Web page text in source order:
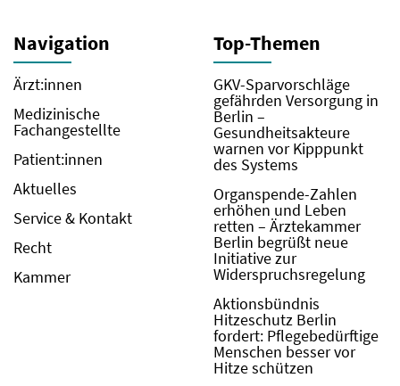
Navigation
Ärzt:innen
Medizinische
Fachangestellte
Patient:innen
Aktuelles
Service & Kontakt
Recht
Kammer
Top-Themen
GKV-Sparvorschläge
gefährden Versorgung in
Berlin –
Gesundheitsakteure
warnen vor Kipppunkt
des Systems
Organspende-Zahlen
erhöhen und Leben
retten – Ärztekammer
Berlin begrüßt neue
Initiative zur
Widerspruchsregelung
Aktionsbündnis
Hitzeschutz Berlin
fordert: Pflegebedürftige
Menschen besser vor
Hitze schützen